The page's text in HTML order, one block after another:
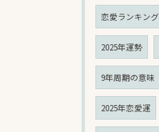
恋愛ランキング
2025年運勢
9年周期の意味
2025年恋愛運